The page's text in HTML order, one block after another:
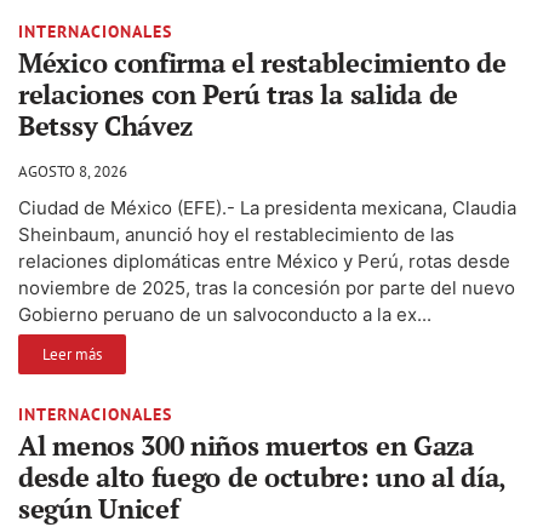
INTERNACIONALES
México confirma el restablecimiento de
relaciones con Perú tras la salida de
Betssy Chávez
AGOSTO 8, 2026
Ciudad de México (EFE).- La presidenta mexicana, Claudia
Sheinbaum, anunció hoy el restablecimiento de las
relaciones diplomáticas entre México y Perú, rotas desde
noviembre de 2025, tras la concesión por parte del nuevo
Gobierno peruano de un salvoconducto a la ex...
Leer más
INTERNACIONALES
Al menos 300 niños muertos en Gaza
desde alto fuego de octubre: uno al día,
según Unicef